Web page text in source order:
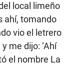
local limeño
ahí, tomando
vio el letrero
me dijo: ‘Ahí
el nombre La